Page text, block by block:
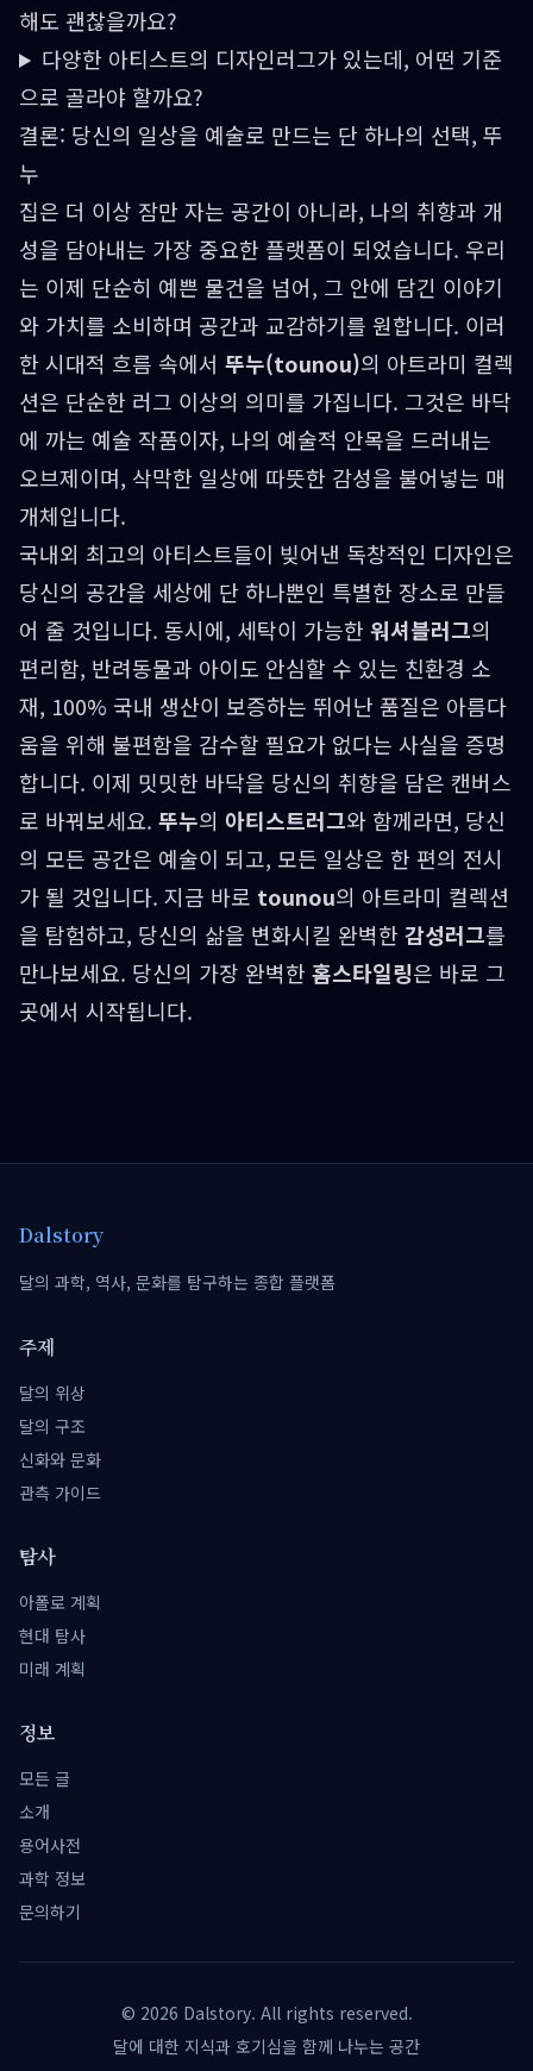
해도 괜찮을까요?
다양한 아티스트의 디자인러그가 있는데, 어떤 기준
으로 골라야 할까요?
결론: 당신의 일상을 예술로 만드는 단 하나의 선택, 뚜
누
집은 더 이상 잠만 자는 공간이 아니라, 나의 취향과 개
성을 담아내는 가장 중요한 플랫폼이 되었습니다. 우리
는 이제 단순히 예쁜 물건을 넘어, 그 안에 담긴 이야기
와 가치를 소비하며 공간과 교감하기를 원합니다. 이러
한 시대적 흐름 속에서 뚜누(tounou)의 아트라미 컬렉
션은 단순한 러그 이상의 의미를 가집니다. 그것은 바닥
에 까는 예술 작품이자, 나의 예술적 안목을 드러내는
오브제이며, 삭막한 일상에 따뜻한 감성을 불어넣는 매
개체입니다.
국내외 최고의 아티스트들이 빚어낸 독창적인 디자인은
당신의 공간을 세상에 단 하나뿐인 특별한 장소로 만들
어 줄 것입니다. 동시에, 세탁이 가능한 워셔블러그의
편리함, 반려동물과 아이도 안심할 수 있는 친환경 소
재, 100% 국내 생산이 보증하는 뛰어난 품질은 아름다
움을 위해 불편함을 감수할 필요가 없다는 사실을 증명
합니다. 이제 밋밋한 바닥을 당신의 취향을 담은 캔버스
로 바꿔보세요. 뚜누의 아티스트러그와 함께라면, 당신
의 모든 공간은 예술이 되고, 모든 일상은 한 편의 전시
가 될 것입니다. 지금 바로 tounou의 아트라미 컬렉션
을 탐험하고, 당신의 삶을 변화시킬 완벽한 감성러그를
만나보세요. 당신의 가장 완벽한 홈스타일링은 바로 그
곳에서 시작됩니다.
Dalstory
달의 과학, 역사, 문화를 탐구하는 종합 플랫폼
주제
달의 위상
달의 구조
신화와 문화
관측 가이드
탐사
아폴로 계획
현대 탐사
미래 계획
정보
모든 글
소개
용어사전
과학 정보
문의하기
© 2026 Dalstory. All rights reserved.
달에 대한 지식과 호기심을 함께 나누는 공간